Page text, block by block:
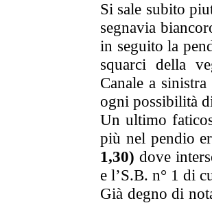
Si sale subito
segnavia
in seguito la
squarci della
Canale a
ogni possibilità
Un ultimo
più nel pendio
1,30) dove
e l’S.B. n° 1 di
Già degno di